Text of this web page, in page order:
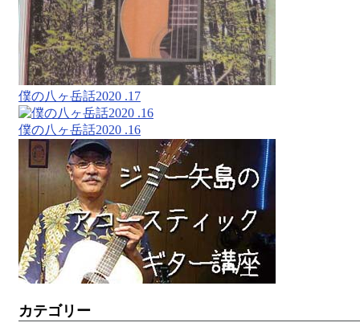
僕の八ヶ岳話2020 .17
僕の八ヶ岳話2020 .16
カテゴリー